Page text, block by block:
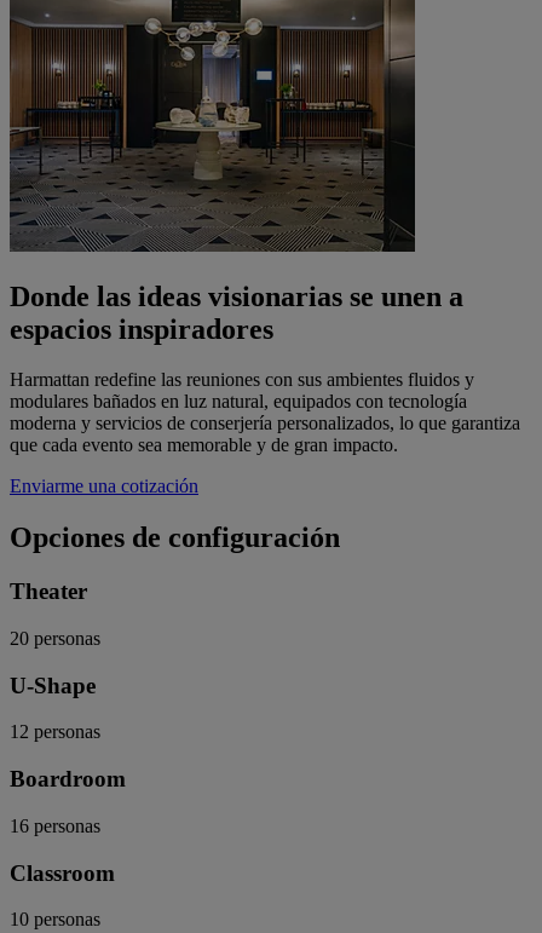
Donde las ideas visionarias se unen a
espacios inspiradores
Harmattan redefine las reuniones con sus ambientes fluidos y
modulares bañados en luz natural, equipados con tecnología
moderna y servicios de conserjería personalizados, lo que garantiza
que cada evento sea memorable y de gran impacto.
Enviarme una cotización
Opciones de configuración
Theater
20 personas
U-Shape
12 personas
Boardroom
16 personas
Classroom
10 personas